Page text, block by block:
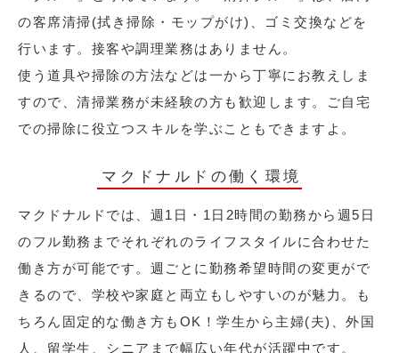
の客席清掃(拭き掃除・モップがけ)、ゴミ交換などを
行います。接客や調理業務はありません。
使う道具や掃除の方法などは一から丁寧にお教えしま
すので、清掃業務が未経験の方も歓迎します。ご自宅
での掃除に役立つスキルを学ぶこともできますよ。
マクドナルドの働く環境
マクドナルドでは、週1日・1日2時間の勤務から週5日
のフル勤務までそれぞれのライフスタイルに合わせた
働き方が可能です。週ごとに勤務希望時間の変更がで
きるので、学校や家庭と両立もしやすいのが魅力。も
ちろん固定的な働き方もOK！学生から主婦(夫)、外国
人、留学生、シニアまで幅広い年代が活躍中です。